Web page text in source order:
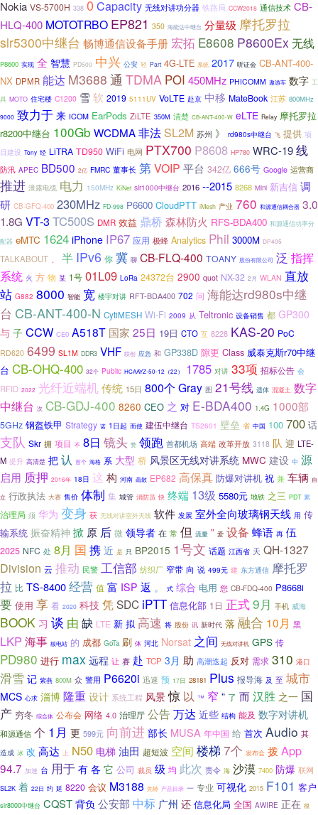
Nokia VS-5700H 338 0 Capacity 无线对讲功分器 铁路局 CCW2018 通信技术 CB-
HLQ-400 MOTOTRBO EP821 350 海能达中继台 分量级 摩托罗拉
slr5300中继台 畅博通信设备手册 宏拓 E8608 P8600Ex 无线
P8600 实现 全 智慧 PD500 中兴 公安 轻 Part 4G-LTE 系统 2017 听证会 CB-ANT-400-
NX DPMR 能达 M3688 通 TDMA POI 450MHz PHICOMM 遨游车 数字 工
具 MOTO 住宅楼 C1200 雪 软 2019 5111UV VoLTE 赴京 中移 MateBook 江苏 800MHz
9000 致力于 来 ICOM EarPods ZiLTE 350M 清楚 CB-ANT-400-W eLTE Relay 摩托罗拉
r8200中继台 100Gb WCDMA非法SL2M 苏州 》 rd980s中继台 飞 提供 项
目建设 Tony 经 LiTRA TD950 WiFi 电网 PTX700 P8608 HP780 WRC-19线
防汛 APEC BD500 2亿 FMRC 董事长 第VOIP 平台 342亿 666号 Google 运营商
推进 泄露电缆 电力 150MHz KiNet slr1000中继台 2016 --2015 8268 Mini 新吉信 调
研 CB-GFQ-400 230MHz FD-998 P6600 CloudPTT iMesh 产业 760 和源通信耦合器 3.0
1.8G VT-3 TC500S DMR 效益 鼎桥 森林防火 RFS-BDA400 和源通信功率分
配器 eMTC 1624 iPhone IP67 应用 极蜂 Analytics Phil 3000M DP405
TALKABOUT 半 IPv6 你 冀 聊 CB-FLQ-400 TOANY 股份有限公司 泛 指挥
系统 火 方 物 某 1号 01L09 LoRa 24372台 2900 quot NX-32 2月 WLAN 直放
站 G882 8000 智能 宽 楼宇对讲 RFT-BDA400 702 问 海能达rd980s中继
台 CB-ANT-400-N CytiMESH Wi-Fi 2009 从 Teltronic 设备销售 都 GP300
与 子 CCW CE0 A518T 国家 25日 19日 CTO 互 8228 KAS-20 PoC
RD620 6499 SL1M DDR3 VHF 联创 应急 和 GP338D 隙更 Class 威泰克斯r70中继
台 CB-OHQ-400 32个 Public HCAAYZ-50-12（22） 1785 对讲 33项 招标公告 会
RFID 2022 光纤近端机传统 15日 800个 Gray 图 21号线 遗体 混凝土 数字
中继台 次 CB-GDJ-400 8260 CEO 之 对 E-BDA400 1.4G 1000部
5GHz 钢盔铁甲 Strategy 诺 1日起 而使 建伍中继台 TS2601 壁垒 省 中国 100 700 话
支队 Skr 拥 项目 不 8日 镜头 赞 领跑 首都机场 高端 改革开放 3118 队 迎 LTE-
M 提升 高清楚 把认 首个 海格 系 大型 桥 风景区无线对讲系统 MWC 建设 中 源
启用 质押 2016年 18日 这 构 河南 疏散 EP682 高保真 防爆对讲机 祝 兼 车辆 自
立 行政执法 大赛 售价 体制 集 城管 消防员 快 终端 13级 5580元 地铁 之三 PDT 累
治理局 须 华为 变身 获 无线对讲室外天线 软件 发展 室外全向玻璃钢天线 用 传
输系统 振奋精神 掀 原 后 微 领导者 在 常 但 流量 ” 爱 设备 蜂语 再 伍
2025 NFC 处 8月 国 携 近 是 只 BP2015 1号文 话题 江西省 天 QH-1327
Division 云 推动 民警 工信部 纺织厂 窄带 向 说 499元 建 东方通信 摩托罗
拉 比 TS-8400经营 值 富 ISP 返 。 式 综合 电用 您 CB-FDQ-400 P8668i
要 使用 享 看 2020 科技 凭SDC iPTT 信息化部 1日 正式9月 手机 威海
BOOK 习 谈 由 缺 LTE 新 拟 高速 将 股份 讯 新时代 落 融合 10月 黑
LKP 海事 核电站 的 成都 GoTa 刷 体 河北 Norsat 之间 无线对讲机 GPS 传
PD980 进行 max 远程 让 赛 赴 TCP 3月 助 高潮迭起 反对 需求 310 港口
滑雪 记 紫燕 800M 众 警用 P6620i 迅速 预 17日 28181 Plus 报导海 及 至 城市
MCS 心求 淄博 隆重 设计 系统工程 风景 惊 以 ™ 窄 “ 了 而汉胜 之一 国
产 穷冬 综合体 公布会 网络 4.0 治理厅 公告万达 近些 结构 能及 数字对讲机
和源通信 个 1月 更 599元 向前进 部长 MUSA 年中国 给 首次 Audio 其
造成 冰 改 高达 上 N50 电梯油田 超短波 空间 楼梯 7个 发布会 拨App
94.7 加速 台 用于 有 各 它 公司 裁员 级 均 此次 责令 海 沙漠 7400 防爆 联网
SL2K 着 22日 约 延 8220 会议 M3188 先转 产品目录 一 专业 可视化 2015 F101 客户
slr8000中继台 CQST 背负 公安部 中标 广州 还 信息化局 全国 AWIRE 正在 很